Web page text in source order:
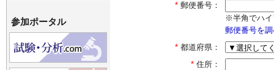
* 郵便番号：
※半角でハイ
郵便番号を
* 都道府県：
* 住所：
参加ポータル